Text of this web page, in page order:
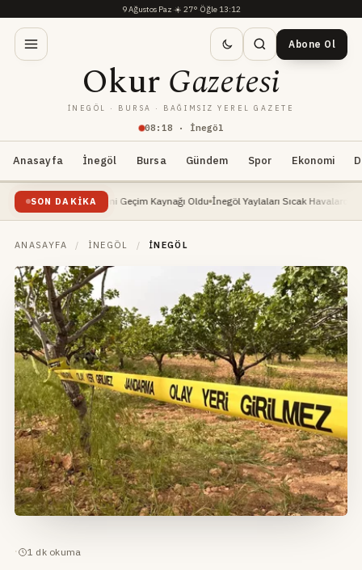
9 Ağustos Paz·☀️ 27°·Öğle 13:12
08 : 18 · İnegöl
OkurGazetesi
İNEGÖL · BURSA · BAĞIMSIZ YEREL GAZETE
Abone Ol
Anasayfa İnegöl Bursa Gündem Spor Ekonomi
SON DAKIKA
Yeni Geçim Kaynağı Oldu İnegöl Yaylaları Sıcak Havalarda Doğa
ANASAYFA / İNEGÖL / İNEGÖL
· 1 dk okuma